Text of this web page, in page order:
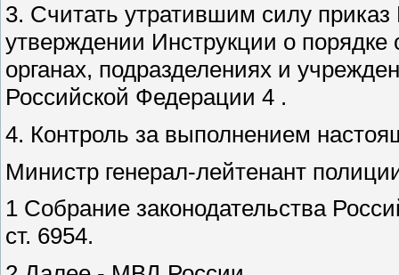
3. Считать утратившим силу
утверждении Инструкции о
органах, подразделениях и
Российской Федерации 4 .
4. Контроль за выполнением
Министр генерал-лейтенант
1 Собрание законодательства
ст. 6954.